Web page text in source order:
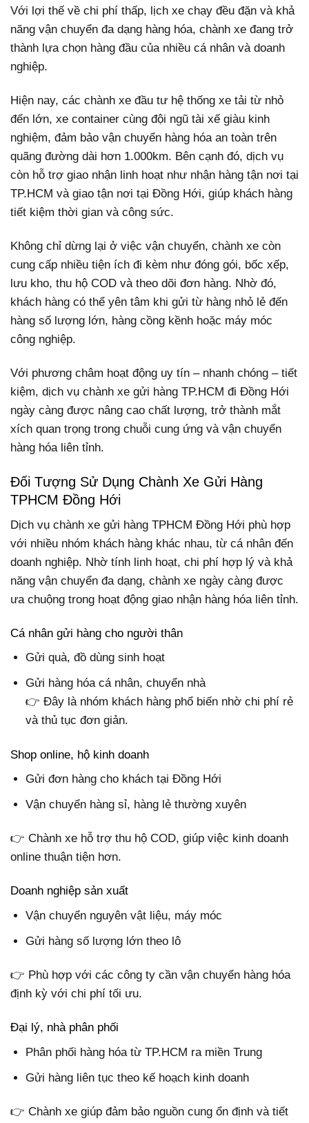
Với lợi thế về chi phí thấp, lịch xe chạy đều đặn và khả
năng vận chuyển đa dạng hàng hóa, chành xe đang trở
thành lựa chọn hàng đầu của nhiều cá nhân và doanh
nghiệp.
Hiện nay, các chành xe đầu tư hệ thống xe tải từ nhỏ
đến lớn, xe container cùng đội ngũ tài xế giàu kinh
nghiệm, đảm bảo vận chuyển hàng hóa an toàn trên
quãng đường dài hơn 1.000km. Bên cạnh đó, dịch vụ
còn hỗ trợ giao nhận linh hoạt như nhận hàng tận nơi tại
TP.HCM và giao tận nơi tại Đồng Hới, giúp khách hàng
tiết kiệm thời gian và công sức.
Không chỉ dừng lại ở việc vận chuyển, chành xe còn
cung cấp nhiều tiện ích đi kèm như đóng gói, bốc xếp,
lưu kho, thu hộ COD và theo dõi đơn hàng. Nhờ đó,
khách hàng có thể yên tâm khi gửi từ hàng nhỏ lẻ đến
hàng số lượng lớn, hàng cồng kềnh hoặc máy móc
công nghiệp.
Với phương châm hoạt động uy tín – nhanh chóng – tiết
kiệm, dịch vụ chành xe gửi hàng TP.HCM đi Đồng Hới
ngày càng được nâng cao chất lượng, trở thành mắt
xích quan trọng trong chuỗi cung ứng và vận chuyển
hàng hóa liên tỉnh.
Đối Tượng Sử Dụng Chành Xe Gửi Hàng
TPHCM Đồng Hới
Dịch vụ chành xe gửi hàng TPHCM Đồng Hới phù hợp
với nhiều nhóm khách hàng khác nhau, từ cá nhân đến
doanh nghiệp. Nhờ tính linh hoạt, chi phí hợp lý và khả
năng vận chuyển đa dạng, chành xe ngày càng được
ưa chuộng trong hoạt động giao nhận hàng hóa liên tỉnh.
Cá nhân gửi hàng cho người thân
Gửi quà, đồ dùng sinh hoạt
Gửi hàng hóa cá nhân, chuyển nhà
👉 Đây là nhóm khách hàng phổ biến nhờ chi phí rẻ
và thủ tục đơn giản.
Shop online, hộ kinh doanh
Gửi đơn hàng cho khách tại Đồng Hới
Vận chuyển hàng sỉ, hàng lẻ thường xuyên
👉 Chành xe hỗ trợ thu hộ COD, giúp việc kinh doanh
online thuận tiện hơn.
Doanh nghiệp sản xuất
Vận chuyển nguyên vật liệu, máy móc
Gửi hàng số lượng lớn theo lô
👉 Phù hợp với các công ty cần vận chuyển hàng hóa
định kỳ với chi phí tối ưu.
Đại lý, nhà phân phối
Phân phối hàng hóa từ TP.HCM ra miền Trung
Gửi hàng liên tục theo kế hoạch kinh doanh
👉 Chành xe giúp đảm bảo nguồn cung ổn định và tiết